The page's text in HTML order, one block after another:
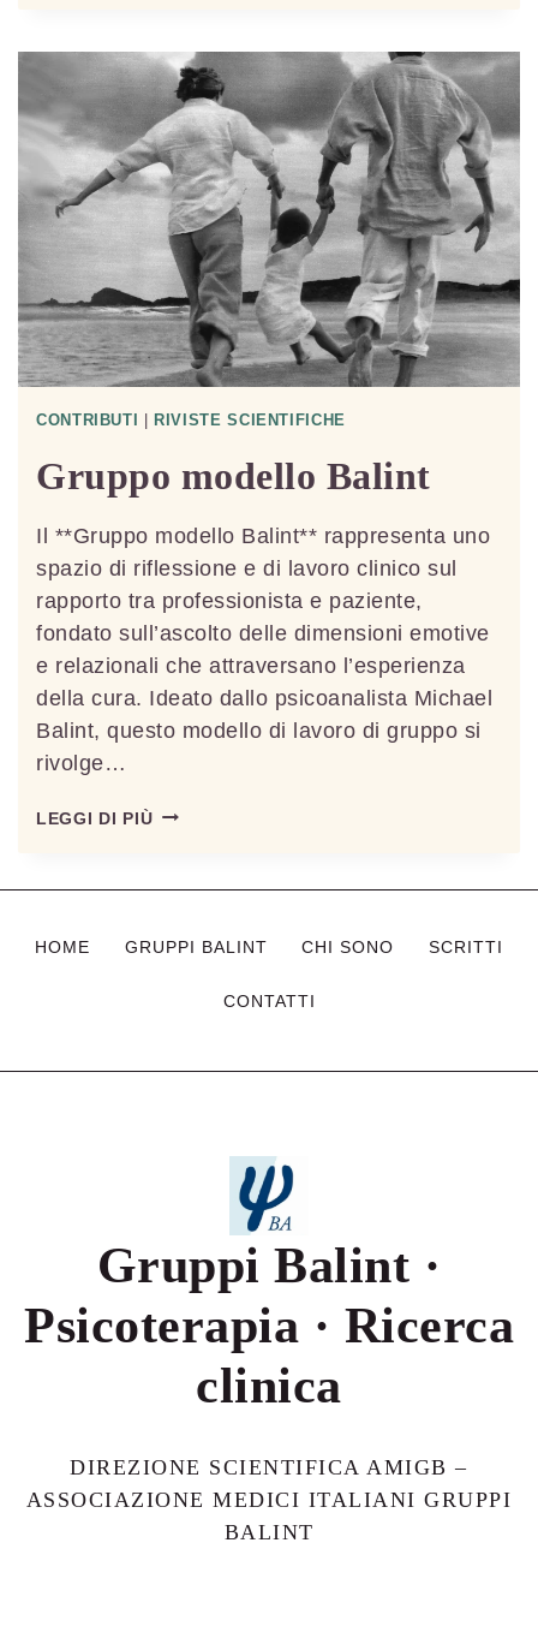
CON
BAMBINI
E
ADOLESCENTI
CONTRIBUTI RIVISTE SCIENTIFICHE
Gruppo modello Balint
Il **Gruppo modello Balint** rappresenta uno
spazio di riflessione e di lavoro clinico sul
rapporto tra professionista e paziente,
fondato sull’ascolto delle dimensioni emotive
e relazionali che attraversano l’esperienza
della cura. Ideato dallo psicoanalista Michael
Balint, questo modello di lavoro di gruppo si
rivolge…
LEGGI DI PIÙGRUPPO
HOME GRUPPI BALINT CHI SONO SCRITTI
CONTATTI
Gruppi Balint ·
Psicoterapia · Ricerca
clinica
DIREZIONE SCIENTIFICA AMIGB –
ASSOCIAZIONE MEDICI ITALIANI GRUPPI
BALINT